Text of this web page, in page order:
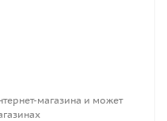
магазина и может